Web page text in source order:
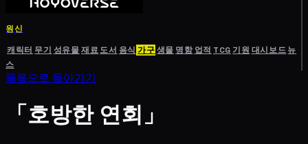
원신
캐릭터 무기 성유물재료도서 음식 가구생물 명함 업적 TCG기원 대시보드뉴
스
목록으로 돌아가기
「호방한 연회」